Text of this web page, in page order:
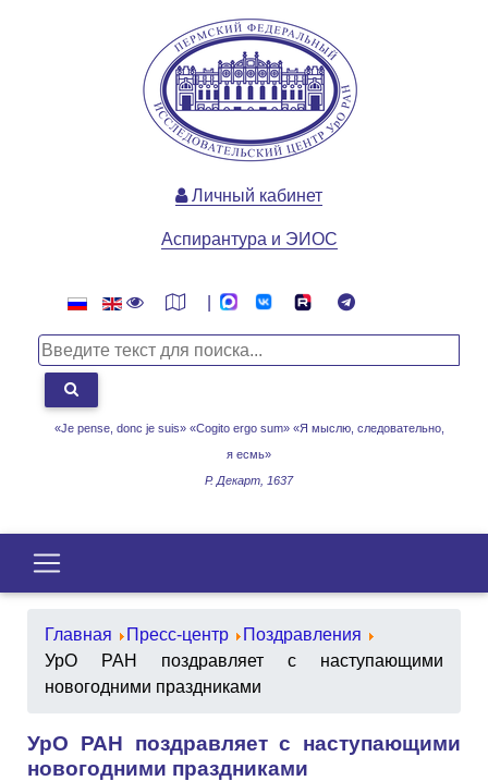
«Je pense, donc je suis» «Cogito ergo sum» «Я мыслю, следовательно,
я есмь»
Р. Декарт, 1637
Личный кабинет
Аспирантура и ЭИОС
Главная Пресс-центр
Поздравления
УрО РАН поздравляет с наступающими
новогодними праздниками
УрО РАН поздравляет с наступающими
новогодними праздниками